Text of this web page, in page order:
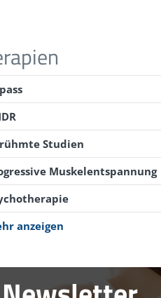
Studien
Muskelentspannung
anzeigen